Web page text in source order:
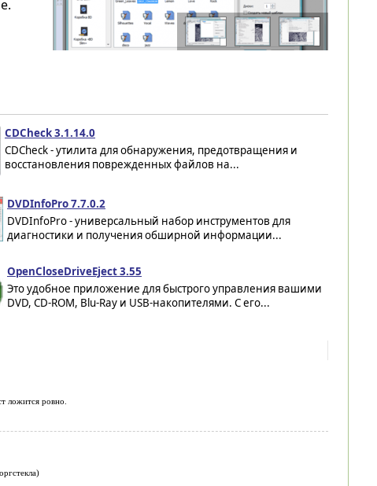
CDCheck 3.1.14.0
CDCheck - утилита для обнаружения, предотвращения и
восстановления поврежденных файлов на...
DVDInfoPro 7.7.0.2
DVDInfoPro - универсальный набор инструментов для
диагностики и получения обширной информации...
OpenCloseDriveEject 3.55
Это удобное приложение для быстрого управления вашими
DVD, CD-ROM, Blu-Ray и USB-накопителями. С его...
ложится ровно.